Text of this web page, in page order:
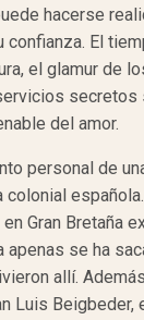
hacerse
confianza. El
el glamur de
secre­tos
del amor.
personal de
colonial espa­ñola.
Gran Bretaña
apenas se ha
allí.
Luis Beigbeder,